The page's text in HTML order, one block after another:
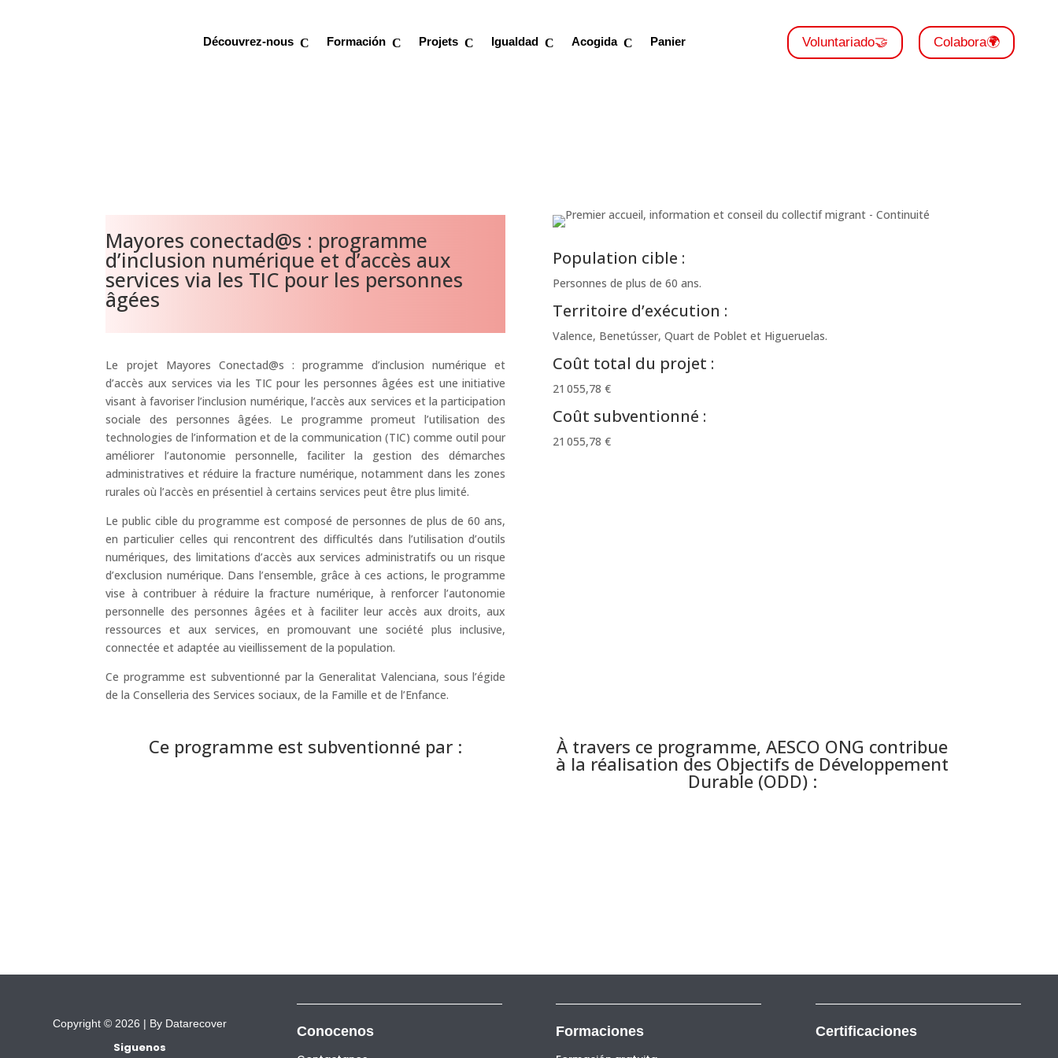
Découvrez-nous Formación Projets Igualdad Acogida Panier Voluntariado🤝 Colabora🌍
Mayores conectad@s : programme
d’inclusion numérique et d’accès aux
services via les TIC pour les personnes
âgées
Le projet Mayores Conectad@s : programme d’inclusion numérique et
d’accès aux services via les TIC pour les personnes âgées est une initiative
visant à favoriser l’inclusion numérique, l’accès aux services et la participation
sociale des personnes âgées. Le programme promeut l’utilisation des
technologies de l’information et de la communication (TIC) comme outil pour
améliorer l’autonomie personnelle, faciliter la gestion des démarches
administratives et réduire la fracture numérique, notamment dans les zones
rurales où l’accès en présentiel à certains services peut être plus limité.
Le public cible du programme est composé de personnes de plus de 60 ans,
en particulier celles qui rencontrent des difficultés dans l’utilisation d’outils
numériques, des limitations d’accès aux services administratifs ou un risque
d’exclusion numérique. Dans l’ensemble, grâce à ces actions, le programme
vise à contribuer à réduire la fracture numérique, à renforcer l’autonomie
personnelle des personnes âgées et à faciliter leur accès aux droits, aux
ressources et aux services, en promouvant une société plus inclusive,
connectée et adaptée au vieillissement de la population.
Ce programme est subventionné par la Generalitat Valenciana, sous l’égide
de la Conselleria des Services sociaux, de la Famille et de l’Enfance.
Population cible :
Personnes de plus de 60 ans.
Territoire d’exécution :
Valence, Benetússer, Quart de Poblet et Higueruelas.
Coût total du projet :
21 055,78 €
Coût subventionné :
21 055,78 €
Ce programme est subventionné par : À travers ce programme, AESCO ONG contribue
à la réalisation des Objectifs de Développement
Durable (ODD) :
Copyright © 2026 | By Datarecover
Siguenos
Conocenos Formaciones Certificaciones